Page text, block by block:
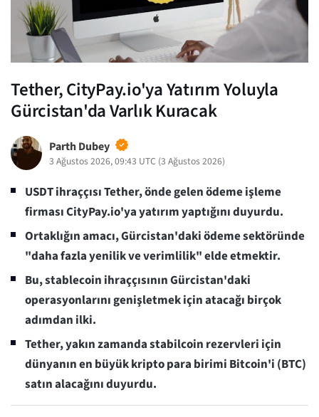
Tether, CityPay.io'ya Yatırım Yoluyla
Gürcistan'da Varlık Kuracak
Parth Dubey
3 Ağustos 2026, 09:43 UTC (3 Ağustos 2026)
USDT ihraççısı Tether, önde gelen ödeme işleme
firması CityPay.io'ya yatırım yaptığını duyurdu.
Ortaklığın amacı, Gürcistan'daki ödeme sektöründe
"daha fazla yenilik ve verimlilik" elde etmektir.
Bu, stablecoin ihraççısının Gürcistan'daki
operasyonlarını genişletmek için atacağı birçok
adımdan ilki.
Tether, yakın zamanda stabilcoin rezervleri için
dünyanın en büyük kripto para birimi Bitcoin'i (BTC)
satın alacağını duyurdu.